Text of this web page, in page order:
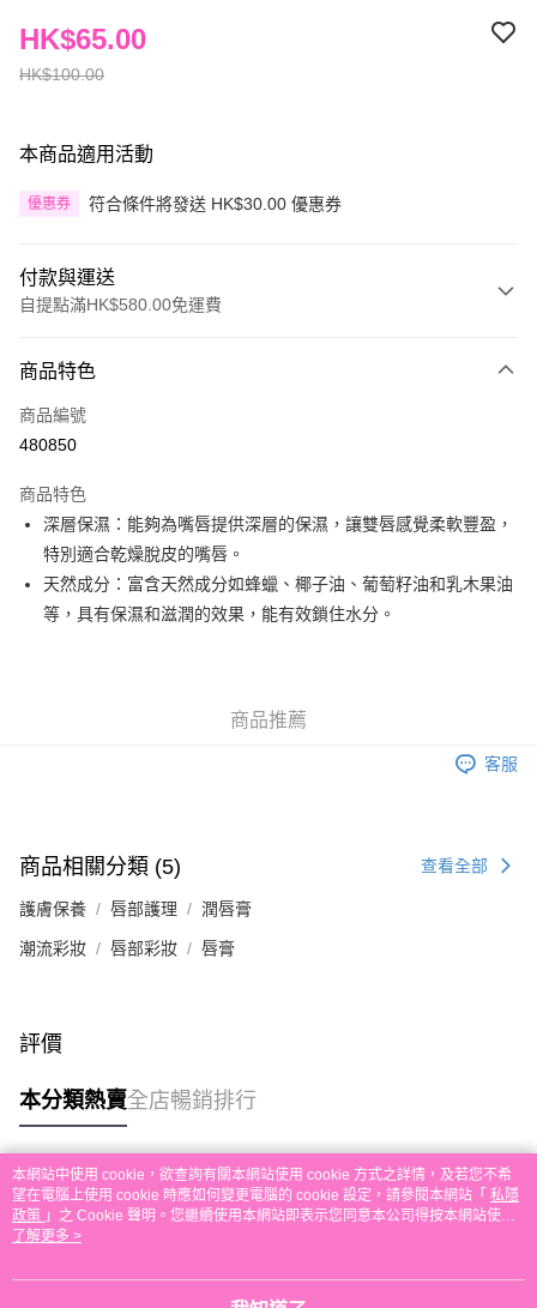
HK$100.00
HK$65.00
本商品適用活動
優惠券 符合條件將發送 HK$30.00 優惠券
付款與運送
自提點滿HK$580.00免運費
信用卡
Apple Pay
AlipayHK
PayMe
WeChat Pay
銀行匯款 請將存款存到以下銀行帳戶，並於存款單據寫上訂單編號後電郵至
eshop@colourmix-cosmetics.com** **我們不會處理沒有提供存款單據的訂
單。 如果訂購後七個工作天內我們未能收到有關存款，有關訂單將被取消。
付款後順豐站及營業點取貨
免運費
其他地區配送
商品特色
商品編號
480850
商品特色
深層保濕：能夠為嘴唇提供深層的保濕，讓雙唇感覺柔軟豐盈，
特別適合乾燥脫皮的嘴唇。
天然成分：富含天然成分如蜂蠟、椰子油、葡萄籽油和乳木果油
等，具有保濕和滋潤的效果，能有效鎖住水分。
商品推薦
客服
商品相關分類 (5) 查看全部
護膚保養 唇部護理 潤唇膏
潮流彩妝 唇部彩妝 唇膏
評價
本分類熱賣全店暢銷排行
熱門標籤
熱銷排行
本網站中使用 cookie，欲查詢有關本網站使用 cookie 方式之詳情，及若您不希
望在電腦上使用 cookie 時應如何變更電腦的 cookie 設定，請參閱本網站「 私隱
政策 」之 Cookie 聲明。您繼續使用本網站即表示您同意本公司得按本網站使用
條款之 Cookie 聲明使用 cookie。
了解更多 >